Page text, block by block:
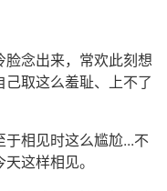
念出来，常欢此刻想
取这么羞耻、上不了
相见时这么尴尬...不
这样相见。